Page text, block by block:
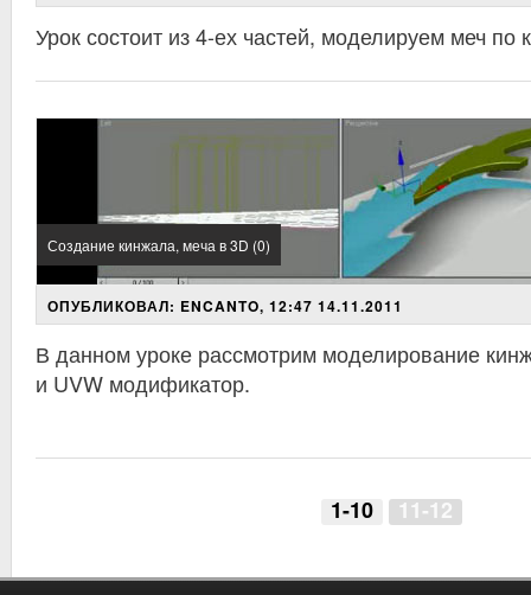
Урок состоит из 4-ех частей, моделируем меч по
Создание кинжала, меча в 3D (0)
ОПУБЛИКОВАЛ: ENCANTO, 12:47 14.11.2011
В данном уроке рассмотрим моделирование
и UVW модификатор.
1-10 11-12